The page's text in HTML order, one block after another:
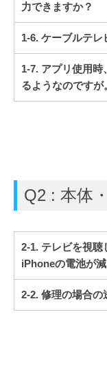
力できますか？
1-6. ケーブルテレ
1-7. アプリ使用
るようなのですが
Q2 : 本体
2-1. テレビを視
iPhoneの電池が減
2-2. 修理の場合の